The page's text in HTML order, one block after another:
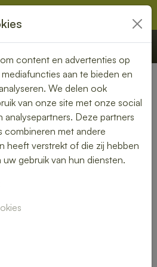
Offerte Bestellen
bezorgen in
vers en
en kies uit een gevarieerd
gezonde salades en warme
of op kantoor.
liefde bereid en snel geleverd,
content en advertenties op
aan te bieden en
We delen ook
van onze site met onze social
Deze partners
combineren met andere
heeft verstrekt of die zij hebben
uw gebruik van hun diensten.